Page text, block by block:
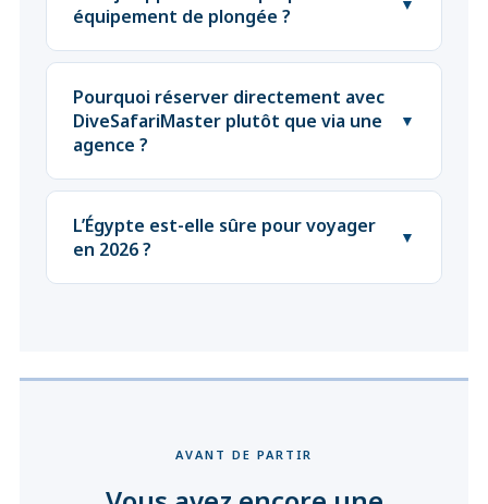
équipement de plongée ?
Pourquoi réserver directement avec
DiveSafariMaster plutôt que via une
agence ?
▼
L’Égypte est-elle sûre pour voyager
en 2026 ?
▼
AVANT DE PARTIR